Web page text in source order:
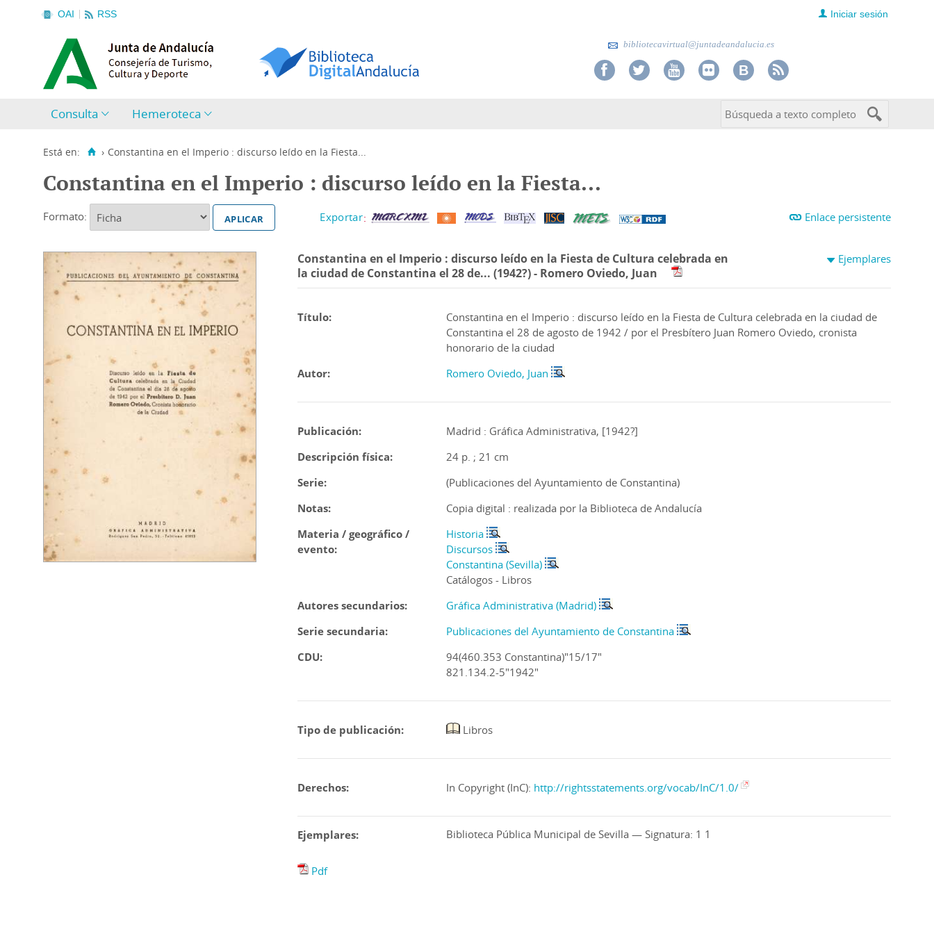
OAI RSS Iniciar sesión
bibliotecavirtual@juntadeandalucia.es
Consulta Hemeroteca
Está en: › Constantina en el Imperio : discurso leído en la Fiesta...
Constantina en el Imperio : discurso leído en la Fiesta...
Enlace persistente
Formato:
Constantina en el Imperio : discurso leído en la Fiesta de Cultura celebrada en
la ciudad de Constantina el 28 de... (1942?)- Romero Oviedo, Juan
Ejemplares
Título:
Constantina en el Imperio : discurso leído en la Fiesta de Cultura celebrada en la ciudad de
Constantina el 28 de agosto de 1942 / por el Presbítero Juan Romero Oviedo, cronista
honorario de la ciudad
Autor:
Romero Oviedo, Juan
Publicación:
Madrid : Gráfica Administrativa, [1942?]
Descripción física:
24 p. ; 21 cm
Serie:
(Publicaciones del Ayuntamiento de Constantina)
Notas:
Copia digital : realizada por la Biblioteca de Andalucía
Materia / geográfico /
evento:
Historia
Discursos
Constantina (Sevilla)
Catálogos - Libros
Autores secundarios:
Gráfica Administrativa (Madrid)
Serie secundaria:
Publicaciones del Ayuntamiento de Constantina
CDU:
94(460.353 Constantina)"15/17"
821.134.2-5"1942"
Tipo de publicación: Libros
Derechos: In Copyright (InC): http://rightsstatements.org/vocab/InC/1.0/
Ejemplares: Biblioteca Pública Municipal de Sevilla — Signatura: 1 1
Pdf